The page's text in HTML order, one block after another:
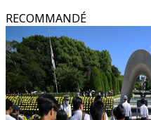
RECOMMANDÉ